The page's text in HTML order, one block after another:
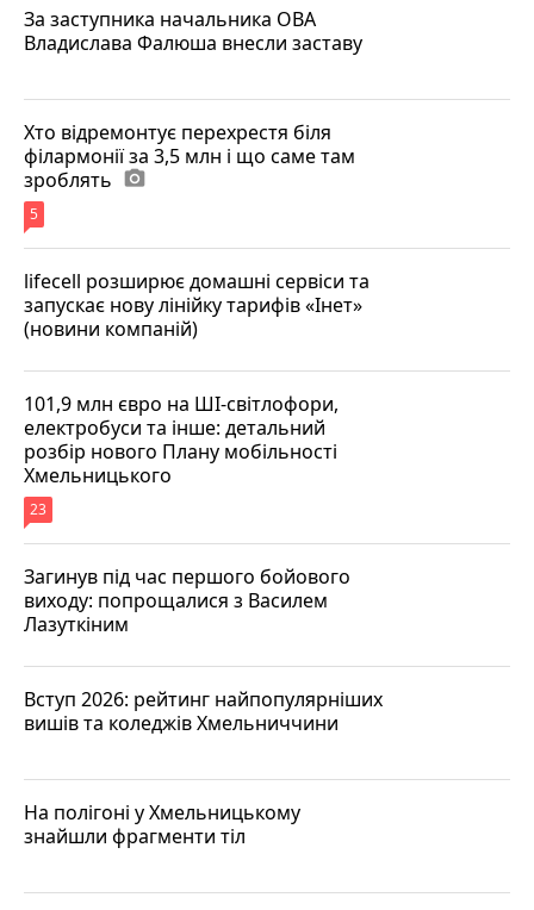
За заступника начальника ОВА
Владислава Фалюша внесли заставу
Хто відремонтує перехрестя біля
філармонії за 3,5 млн і що саме там
зроблять photo_camera
5
lifecell розширює домашні сервіси та
запускає нову лінійку тарифів «Інет»
(новини компаній)
101,9 млн євро на ШІ-світлофори,
електробуси та інше: детальний
розбір нового Плану мобільності
Хмельницького
23
Загинув під час першого бойового
виходу: попрощалися з Василем
Лазуткіним
Вступ 2026: рейтинг найпопулярніших
вишів та коледжів Хмельниччини
На полігоні у Хмельницькому
знайшли фрагменти тіл